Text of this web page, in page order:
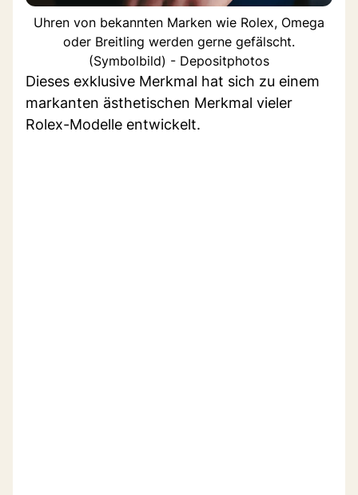
Uhren von bekannten Marken wie Rolex, Omega
oder Breitling werden gerne gefälscht.
(Symbolbild) - Depositphotos
Dieses exklusive Merkmal hat sich zu einem
markanten ästhetischen Merkmal vieler
Rolex-Modelle entwickelt.